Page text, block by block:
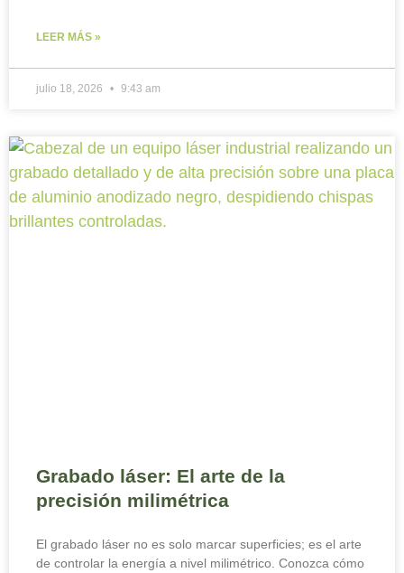
LEER MÁS »
julio 18, 2026 9:43 am
Grabado láser: El arte de la
precisión milimétrica
El grabado láser no es solo marcar superficies; es el arte
de controlar la energía a nivel milimétrico. Conozca cómo